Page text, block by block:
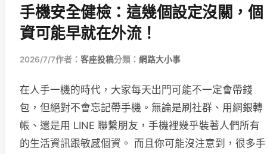
手機安全健檢：這幾個設定沒關，個
資可能早就在外流！
2026/7/7作者： 客座投稿分類： 網路大小事
在人手一機的時代，大家每天出門可能不一定會帶錢
包，但絕對不會忘記帶手機。無論是刷社群、用網銀轉
帳、還是用 LINE 聯繫朋友，手機裡幾乎裝著人們所有
的生活資訊跟敏感個資。 而且你可能沒注意到，很多手